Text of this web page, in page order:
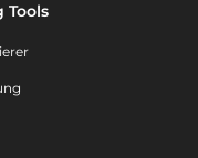
Tools